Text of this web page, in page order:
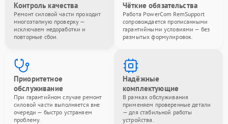
Контроль качества
Ремонт силовой части проходит
многоэтапную проверку —
исключаем недоработки и
повторные сбои.
Чёткие обязательства
Работа PowerCom RemSupport
сопровождается прописанными
гарантийными условиями — без
размытых формулировок.
Приоритетное
обслуживание
При гарантийном случае ремонт
силовой части выполняется вне
очереди — быстро устраняем
проблему.
Надёжные
комплектующие
В рамках обслуживания
применяем проверенные детали
— для стабильной работы
устройства.